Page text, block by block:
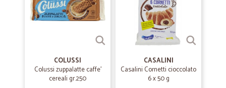
COLUSSI
Colussi zuppalatte caffe'
cereali gr.250
CASALINI
Casalini Cornetti cioccolato
6 x 50 g